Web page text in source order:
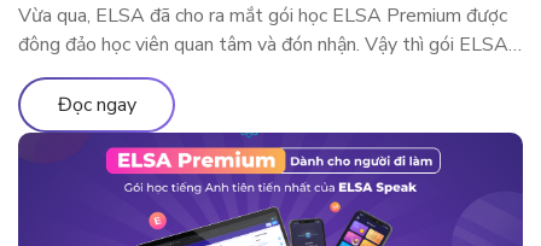
Vừa qua, ELSA đã cho ra mắt gói học ELSA Premium được
đông đảo học viên quan tâm và đón nhận. Vậy thì gói ELSA
Premium có gì khác so với ELSA Pro và ELSA Free? Hãy
cùng tìm hiểu qua bài viết này nhé!
Đọc ngay